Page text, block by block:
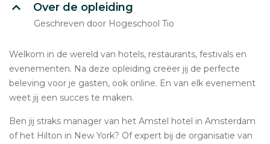
Over de opleiding
Geschreven door Hogeschool Tio
Welkom in de wereld van hotels, restaurants, festivals en
evenementen. Na deze opleiding creëer jij de perfecte
beleving voor je gasten, ook online. En van elk evenement
weet jij een succes te maken.
Ben jij straks manager van het Amstel hotel in Amsterdam
of het Hilton in New York? Of expert bij de organisatie van